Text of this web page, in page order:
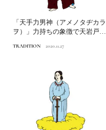
「天手力男神（アメノタヂカラ
ヲ）」力持ちの象徴で天岩戸を
TRADITION 2020.11.27